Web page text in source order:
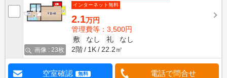
画像 : 23枚
インターネット無料
2.1万円
管理費等：3,500円
敷
なし 礼
なし
2階
1K 22.2㎡
空室確認 無料 電話で問合せ